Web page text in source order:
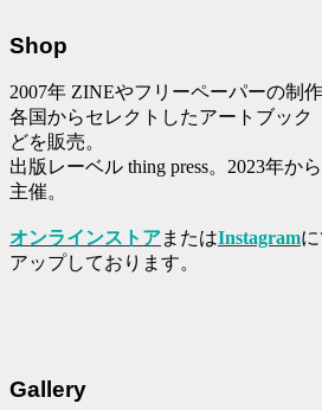
Shop
2007年 ZINEやフリーペーパーの制
各国からセレクトしたアートブック
どを販売。
出版レーベル thing press。2023年か
主催。
オンラインストアまたはInstagram
アップしております。
Gallery